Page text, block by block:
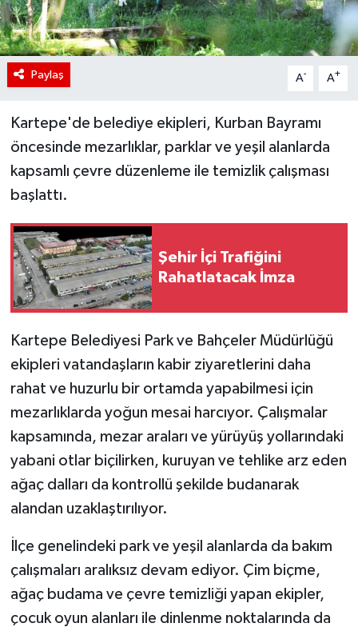
Paylaş A- A+
Kartepe'de belediye ekipleri, Kurban Bayramı
öncesinde mezarlıklar, parklar ve yeşil alanlarda
kapsamlı çevre düzenleme ile temizlik çalışması
başlattı.
Şehir İçi Trafiğini
Rahatlatacak İmza
Kartepe Belediyesi Park ve Bahçeler Müdürlüğü
ekipleri vatandaşların kabir ziyaretlerini daha
rahat ve huzurlu bir ortamda yapabilmesi için
mezarlıklarda yoğun mesai harcıyor. Çalışmalar
kapsamında, mezar araları ve yürüyüş yollarındaki
yabani otlar biçilirken, kuruyan ve tehlike arz eden
ağaç dalları da kontrollü şekilde budanarak
alandan uzaklaştırılıyor.
İlçe genelindeki park ve yeşil alanlarda da bakım
çalışmaları aralıksız devam ediyor. Çim biçme,
ağaç budama ve çevre temizliği yapan ekipler,
çocuk oyun alanları ile dinlenme noktalarında da